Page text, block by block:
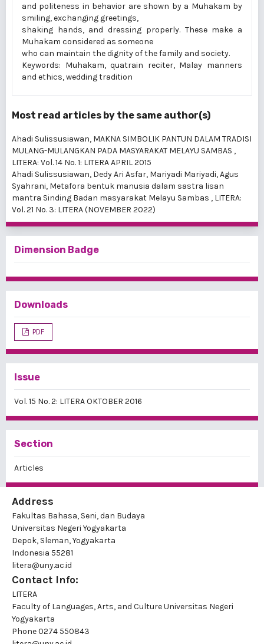
and politeness in behavior are shown by a Muhakam by
smiling, exchanging greetings,
shaking hands, and dressing properly. These make a
Muhakam considered as someone
who can maintain the dignity of the family and society.
Keywords: Muhakam, quatrain reciter, Malay manners
and ethics, wedding tradition
Most read articles by the same author(s)
Ahadi Sulissusiawan, MAKNA SIMBOLIK PANTUN DALAM TRADISI
MULANG-MULANGKAN PADA MASYARAKAT MELAYU SAMBAS ,
LITERA: Vol. 14 No. 1: LITERA APRIL 2015
Ahadi Sulissusiawan, Dedy Ari Asfar, Mariyadi Mariyadi, Agus
Syahrani, Metafora bentuk manusia dalam sastra lisan
mantra Sinding Badan masyarakat Melayu Sambas , LITERA:
Vol. 21 No. 3: LITERA (NOVEMBER 2022)
Dimension Badge
Downloads
PDF
Issue
Vol. 15 No. 2: LITERA OKTOBER 2016
Section
Articles
Address
Fakultas Bahasa, Seni, dan Budaya
Universitas Negeri Yogyakarta
Depok, Sleman, Yogyakarta
Indonesia 55281
litera@uny.ac.id
Contact Info:
LITERA
Faculty of Languages, Arts, and Culture Universitas Negeri
Yogyakarta
Phone0274 550843